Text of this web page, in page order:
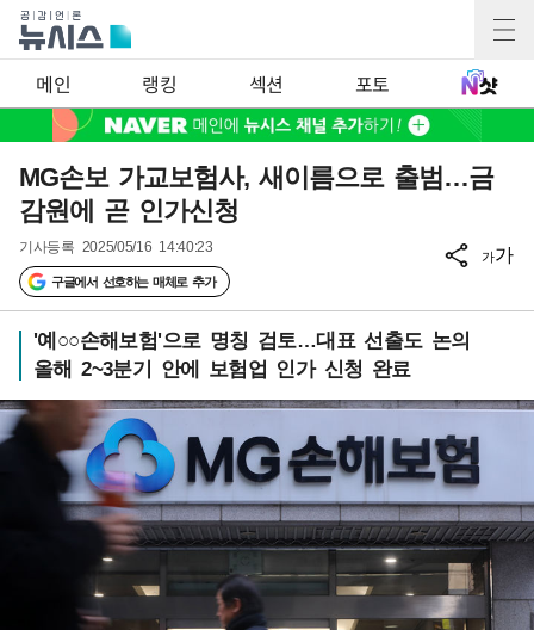
메인 랭킹 섹션 포토
MG손보 가교보험사, 새이름으로 출범…금
감원에 곧 인가신청
기사등록 2025/05/16 14:40:23
구글에서 선호하는 매체로 추가
가가
'예○○손해보험'으로 명칭 검토…대표 선출도 논의
올해 2~3분기 안에 보험업 인가 신청 완료